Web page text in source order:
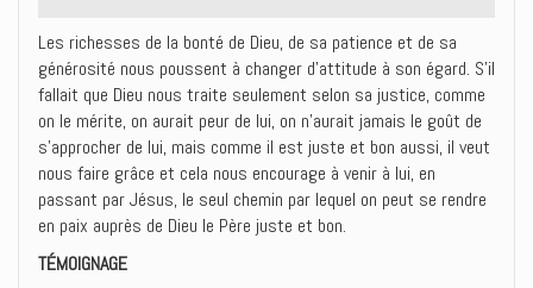
Les richesses de la bonté de Dieu, de sa patience et de sa
générosité nous poussent à changer d’attitude à son égard. S’il
fallait que Dieu nous traite seulement selon sa justice, comme
on le mérite, on aurait peur de lui, on n’aurait jamais le goût de
s’approcher de lui, mais comme il est juste et bon aussi, il veut
nous faire grâce et cela nous encourage à venir à lui, en
passant par Jésus, le seul chemin par lequel on peut se rendre
en paix auprès de Dieu le Père juste et bon.
TÉMOIGNAGE